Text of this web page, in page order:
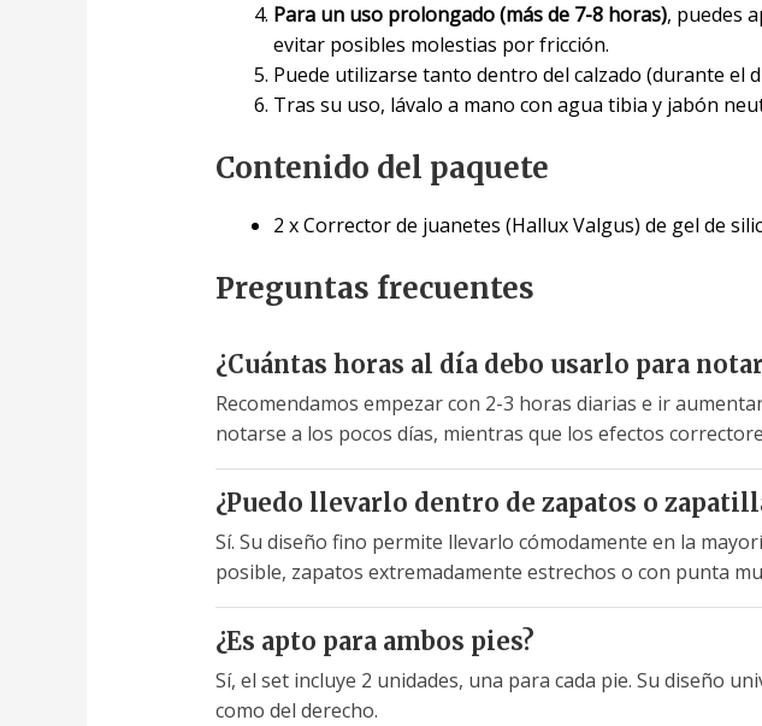
Para un uso prolongado (más de 7-8 horas), puedes
evitar posibles molestias por fricción.
Puede utilizarse tanto dentro del calzado (durante el
Tras su uso, lávalo a mano con agua tibia y jabón
Contenido del paquete
2 x Corrector de juanetes (Hallux Valgus) de gel de
Preguntas frecuentes
¿Cuántas horas al día debo usarlo para
Recomendamos empezar con 2-3 horas diarias e ir
notarse a los pocos días, mientras que los efectos
¿Puedo llevarlo dentro de zapatos o
Sí. Su diseño fino permite llevarlo cómodamente en la
posible, zapatos extremadamente estrechos o con punta
¿Es apto para ambos pies?
Sí, el set incluye 2 unidades, una para cada pie. Su diseño
como del derecho.